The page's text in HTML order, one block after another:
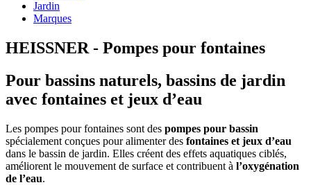
Jardin
Marques
HEISSNER - Pompes pour fontaines
Pour bassins naturels, bassins de jardin
avec fontaines et jeux d’eau
Les pompes pour fontaines sont des pompes pour bassin
spécialement conçues pour alimenter des fontaines et jeux d’eau
dans le bassin de jardin. Elles créent des effets aquatiques ciblés,
améliorent le mouvement de surface et contribuent à l’oxygénation
de l’eau.